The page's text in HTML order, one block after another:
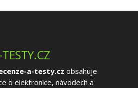
a-testy.cz obsahuje
o elektronice, návodech a